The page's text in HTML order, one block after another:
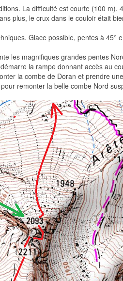
La difficulté est courte (100
plus, le crux dans le couloir était
Glace possible, pentes à
les magnifiques grandes pentes
la rampe donnant accès au
la combe de Doran et prendre
remonter la belle combe Nord